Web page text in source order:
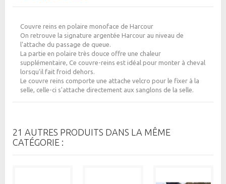
Couvre reins en polaire monoface de Harcour
On retrouve la signature argentée Harcour au niveau de
l'attache du passage de queue.
La partie en polaire très douce offre une chaleur
supplémentaire, Ce couvre-reins est idéal pour monter à cheval
lorsqu'il fait froid dehors.
Le couvre reins comporte une attache velcro pour le fixer à la
selle, celle-ci s'attache directement aux sanglons de la selle.
21 AUTRES PRODUITS DANS LA MÊME
CATÉGORIE :